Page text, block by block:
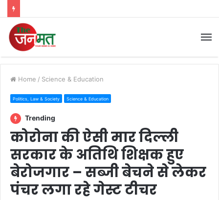
Home / Science & Education
Politics, Law & Society Science & Education
Trending
कोरोना की ऐसी मार दिल्ली
सरकार के अतिथि शिक्षक हुए
बेरोजगार – सब्जी बेचने से लेकर
पंचर लगा रहे गेस्ट टीचर